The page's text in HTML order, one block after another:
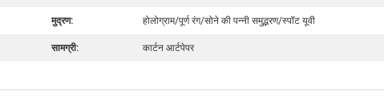
मुद्रण: होलोग्राम/पूर्ण रंग/सोने की पन्नी समुद्भरण/स्पॉट यूवी
सामग्री: कार्टन आर्टपेपर